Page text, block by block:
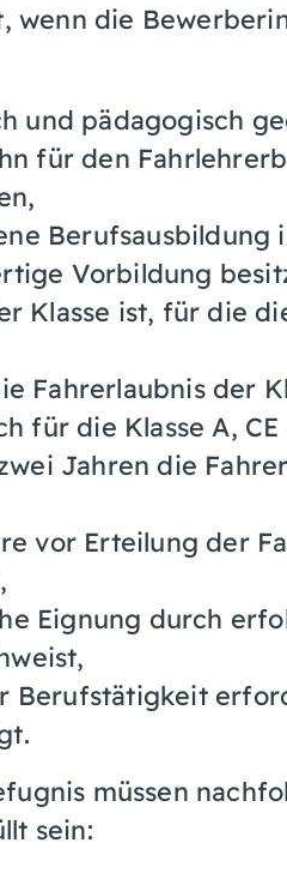
wenn die
und pädagogisch
für den
Berufsausbildung
Vorbildung
Klasse ist, für die
Fahrerlaubnis der
für die Klasse A,
Jahren die
vor Erteilung der
Eignung durch
Berufstätigkeit
müssen
sein: